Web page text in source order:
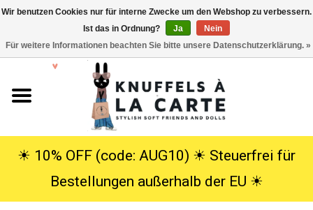
Startseite
Kuscheltiere
☀︎ 10% OFF (code: AUG10) ☀︎ Steuerfrei für
Bestellungen außerhalb der EU ☀︎
Wir benutzen Cookies nur für interne Zwecke um den Webshop zu verbessern.
Ist das in Ordnung?
Ja
Nein
Für weitere Informationen beachten Sie bitte unsere Datenschutzerklärung. »